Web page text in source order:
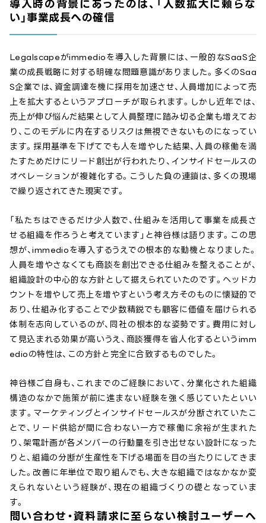
導入時の背景にあったのは、「人数拡大に頼らな
い」事業成長への確信
Legalscapeがimmedioを導入した背景には、一般的なSaaS企
業の成長戦略に対する明確な問題意識がありました。多くのSaa
S企業では、資金調達を機に採用を加速させ、人員増加によって売
上を拡大するというアプローチが取られます。しかし近年では、
売上が伸び悩んだ結果として人員整理に踏み切る企業も増えてお
り、このモデルに内在するリスクは無視できないものになってい
ます。採用基準を下げてでも人を増やした結果、人員の稼働を満
たすためだけにリード創出が行われたり、インサイドセールスの
オペレーションが複雑化する。こうした負の連鎖は、多くの現場
で繰り返されてきた現実です。
「私たちはできるだけ少人数で、仕組みを活用して事業を成長さ
せる組織を作ろうと考えています」と神谷様は語ります。この思
想が、immedioを導入するうえでの根本的な動機となりました。
人員を増やさなくても商談を創出できる仕組みを整えることが、
組織設計の中心的な方針として据えられていたのです。ヘッドカ
ウントを増やして売上を増やすという考え方そのものに懐疑的で
あり、仕組み化することで少数精鋭でも顧客に価値を届けられる
体制を志向しているのが、同社の根本的な姿勢です。費用に対し
て見込まれる効果が高いうえ、商談獲得を省人化するというimm
edioの特性は、この方針と完全に合致するものでした。
神谷様ご自身も、これまでのご経験において、分業化された組織
構造のなかで施策が前に進まない経験を強く感じていたといい
ます。マーケティングとインサイドセールスが分断されていたこ
とで、リード供給が間に合わない一方で稼働に余裕が生まれた
り、架電計画が各メンバーの行動量を引き出せない設計になった
りと、組織の分断が生産性を下げる場面を目の当たりにしてきま
した。改善に年単位で取り組んでも、大きな組織ではなかなか変
えられないという経験が、現在の組織づくりの礎となっていま
す。
問い合わせ・資料請求に至らない検討ユーザーへ